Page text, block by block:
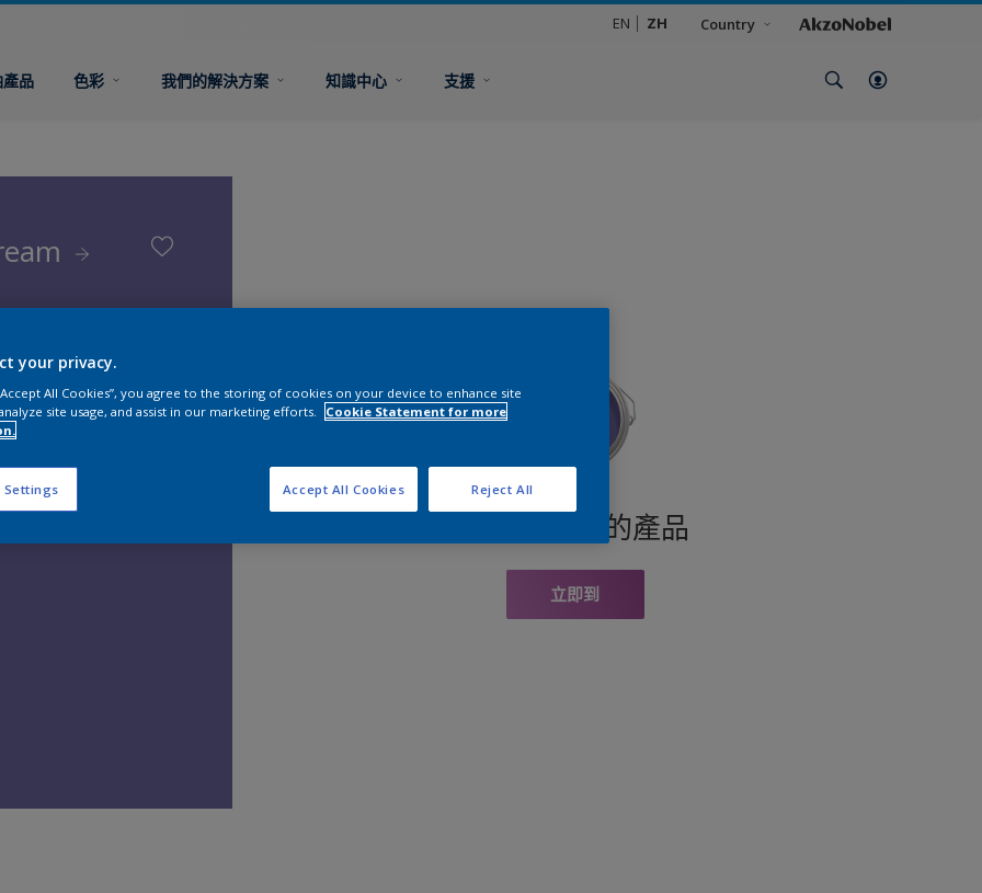
EN ZH Country
品 色彩 我們的解決方案 知識中心 支援
查找此顏色的產品
立即到
your privacy.
All Cookies”, you agree to the storing of cookies on your device to enhance site
site usage, and assist in our marketing efforts.
Cookie Statement for more
Settings Reject All
Accept All Cookies